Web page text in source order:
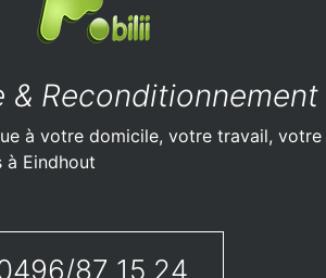
& Reconditionnement
à votre domicile, votre travail, votre
à Eindhout
87 15 24